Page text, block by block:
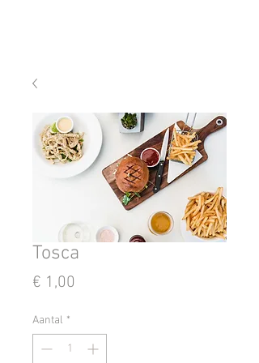
Tosca
€ 1,00
Aantal *